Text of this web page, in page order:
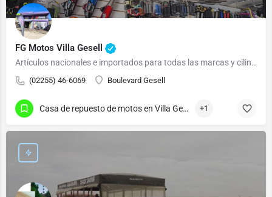
FG Motos Villa Gesell
Artículos nacionales e importados para todas las marcas y cilindradas.
(02255) 46-6069 Boulevard Gesell
Casa de repuesto de motos en Villa Gesell +1